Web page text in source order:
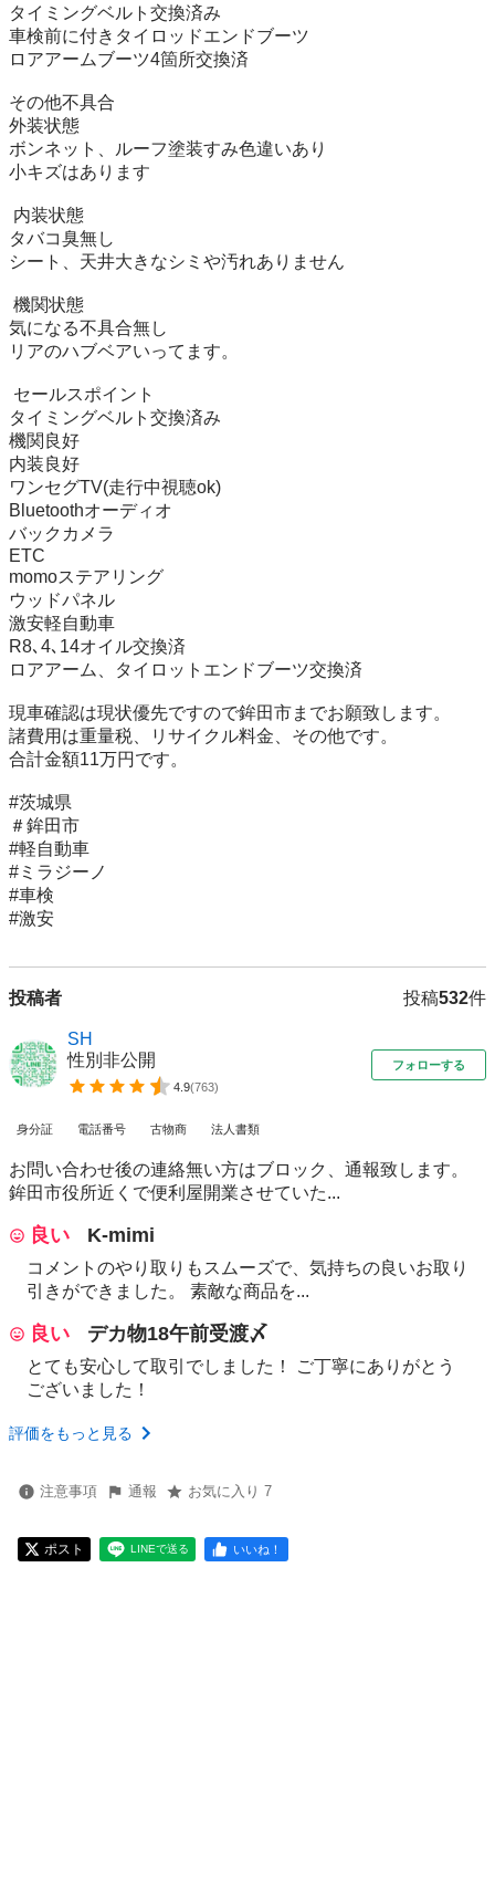
タイミングベルト交換済み
車検前に付きタイロッドエンドブーツ
ロアアームブーツ4箇所交換済
その他不具合
外装状態
ボンネット、ルーフ塗装すみ色違いあり
小キズはあります
タバコ臭無し
シート、天井大きなシミや汚れありません
気になる不具合無し
リアのハブベアいってます。
タイミングベルト交換済み
機関良好
内装良好
ワンセグTV(走行中視聴ok)
Bluetoothオーディオ
バックカメラ
ETC
momoステアリング
ウッドパネル
激安軽自動車
R8､4､14オイル交換済
ロアアーム、タイロットエンドブーツ交換済
現車確認は現状優先ですので鉾田市までお願致します。
諸費用は重量税、リサイクル料金、その他です。
合計金額11万円です。
#茨城県
＃鉾田市
#軽自動車
#ミラジーノ
#車検
投稿者 投稿532件
SH
性別非公開
4.9(763)
フォローする
身分証 電話番号 古物商 法人書類
お問い合わせ後の連絡無い方はブロック、通報致します。
鉾田市役所近くで便利屋開業させていた...
良い K-mimi
コメントのやり取りもスムーズで、気持ちの良いお取り
引きができました。 素敵な商品を...
良い デカ物18午前受渡〆
とても安心して取引でしました！ ご丁寧にありがとう
ございました！
評価をもっと見る
注意事項 通報 お気に入り 7
ポスト LINEで送る いいね！